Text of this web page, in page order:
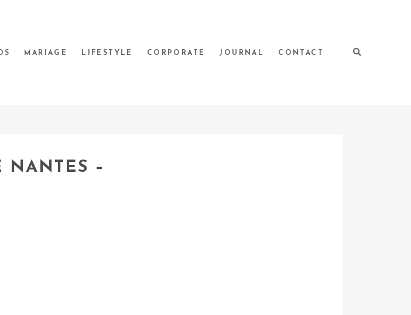
MARIAGE LIFESTYLE CORPORATE JOURNAL CONTACT
NANTES –